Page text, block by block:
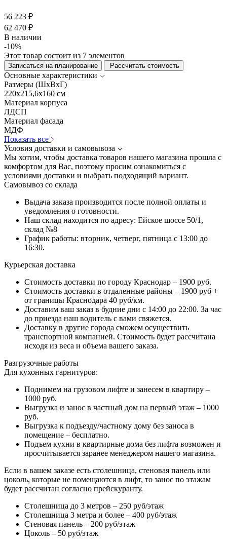
56 223 ₽
62 470 ₽
В наличии
-10%
Этот товар состоит из 7 элементов
Записаться на планирование Рассчитать стоимость
Основные характеристики
Размеры (ШхВхГ)
220x215,6x160 см
Материал корпуса
ЛДСП
Материал фасада
МДФ
Показать все
Условия доставки и самовывоза
Мы хотим, чтобы доставка товаров нашего магазина прошла с
комфортом для Вас, поэтому просим ознакомиться с
условиями доставки и выбрать подходящий вариант.
Самовывоз со склада
Выдача заказа производится после полной оплаты и
уведомления о готовности.
Наш склад находится по адресу: Ейское шоссе 50/1,
склад №8
График работы: вторник, четверг, пятница с 13:00 до
16:30.
Курьерская доставка
Стоимость доставки по городу Краснодар – 1900 руб.
Стоимость доставки в отдаленные районы – 1900 руб +
от границы Краснодара 40 руб/км.
Доставим ваш заказ в будние дни с 14:00 до 22:00. За час
до приезда наш водитель с вами свяжется.
Доставку в другие города сможем осуществить
транспортной компанией. Стоимость будет рассчитана
исходя из веса и объема вашего заказа.
Разгрузочные работы
Для кухонных гарнитуров:
Поднимем на грузовом лифте и занесем в квартиру –
1000 руб.
Выгрузка и занос в частный дом на первый этаж – 1000
руб.
Выгрузка к подъезду/частному дому без заноса в
помещение – бесплатно.
Подъем кухни в квартирные дома без лифта возможен и
просчитывается заранее менеджером нашего магазина.
Если в вашем заказе есть столешница, стеновая панель или
цоколь, которые не помещаются в лифт, то занос по этажам
будет рассчитан согласно прейскуранту.
Столешница до 3 метров – 250 руб/этаж
Столешница 3 метра и более – 400 руб/этаж
Стеновая панель – 200 руб/этаж
Цоколь – 50 руб/этаж